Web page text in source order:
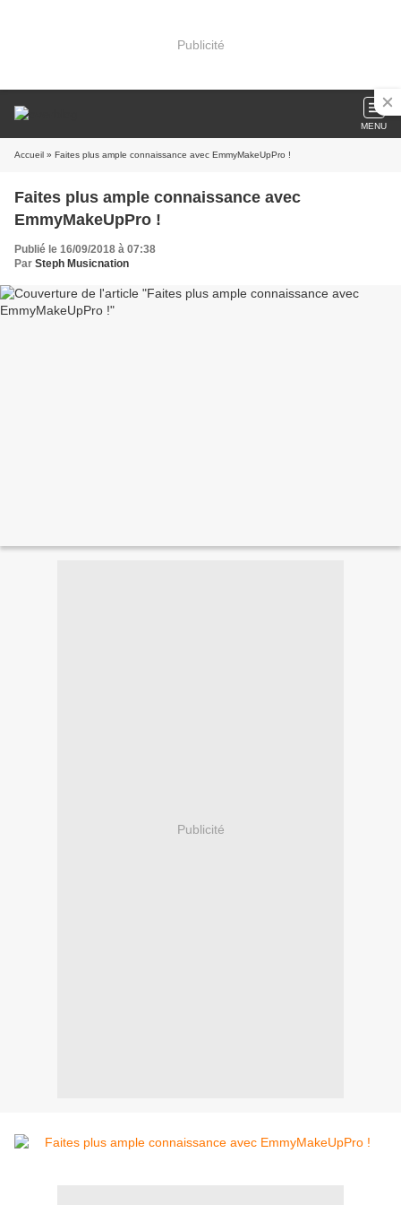
Publicité
MENU
Accueil » Faites plus ample connaissance avec EmmyMakeUpPro !
Faites plus ample connaissance avec
EmmyMakeUpPro !
Publié le 16/09/2018 à 07:38
Par Steph Musicnation
Publicité